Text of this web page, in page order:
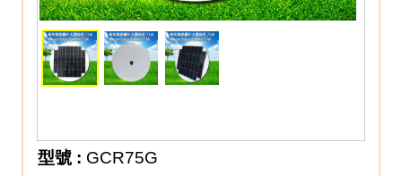
型號 : GCR75G